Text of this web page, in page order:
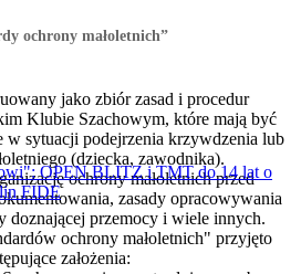
ochrony małoletnich”
jako zbiór zasad i procedur
Klubie Szachowym, które mają być
w sytuacji podejrzenia krzywdzenia lub
(dziecka, zawodnika).
ochrony małoletnich przed
zasady opracowywania
doznającej przemocy i wiele innych.
ochrony małoletnich" przyjęto
założenia:
OPEN BLITZ i TMT do 14 lat o
FIDE